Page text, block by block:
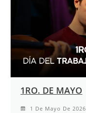
1RO. DE MAYO
1 De Mayo De 2026